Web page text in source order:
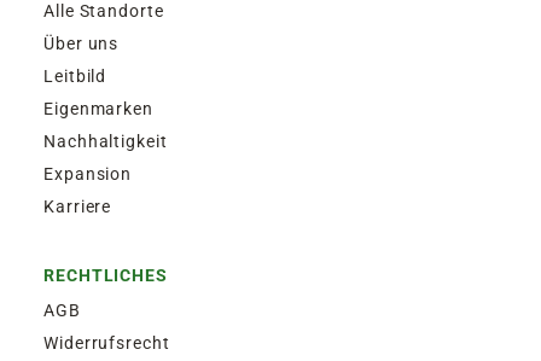
Alle Standorte
Über uns
Leitbild
Eigenmarken
Nachhaltigkeit
Expansion
Karriere
RECHTLICHES
AGB
Widerrufsrecht